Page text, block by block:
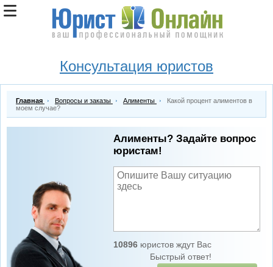
Консультация юристов
Главная Вопросы и заказы Алименты
Какой процент алиментов в
моем случае?
Алименты? Задайте вопрос
юристам!
10896юристов ждут Вас
Быстрый ответ!